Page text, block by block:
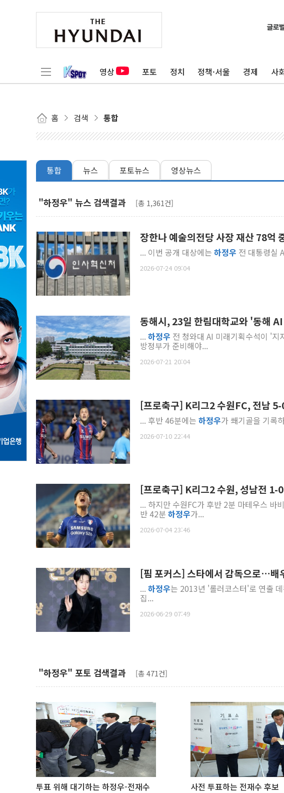
영상 포토 정치 정책·서울 경제 사
홈 검색 통합
통합 뉴스 포토뉴스 영상뉴스
"하정우" 뉴스 검색결과 [총 1,361건]
장한나 예술의전당 사장 재산 78억
... 이번 공개 대상에는 하정우 전 대통령실
2026-07-24 09:04
동해시, 23일 한림대학교와 '동해
... 하정우 전 청와대 AI 미래기획수석이 '지
방정부가 준비해야...
2026-07-21 20:04
[프로축구] K리그2 수원FC, 전남
... 후반 46분에는 하정우가 쐐기골을 기록
2026-07-10 22:44
[프로축구] K리그2 수원, 성남전 1-
... 하지만 수원FC가 후반 2분 마테우스 바
반 42분 하정우가...
2026-07-04 23:46
[핌 포커스] 스타에서 감독으로…배
... 하정우는 2013년 '롤러코스터'로 연출
집...
2026-06-29 07:49
"하정우" 포토 검색결과 [총 471건]
투표 위해 대기하는 하정우-전재수 사전 투표하는 전재수 후보